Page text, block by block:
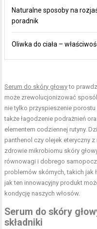
Naturalne sposoby na
poradnik
Oliwka do ciała –
Serum do skóry głowyto
może zrewolucjonizować
nie tylko przyspieszenie
także łagodzenie podrażnień
elementem codziennej rutyny.
panthenol czy olejek eteryczny
zdrowie mikrobiomu skóry
równowagi i dobrego
problemów skórnych, takich jak
jak ten innowacyjny produkt
kondycję naszych włosów.
Serum do skóry
składniki